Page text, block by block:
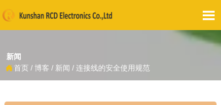

新闻
首页 / 博客 / 新闻 / 连接线的安全使用规范